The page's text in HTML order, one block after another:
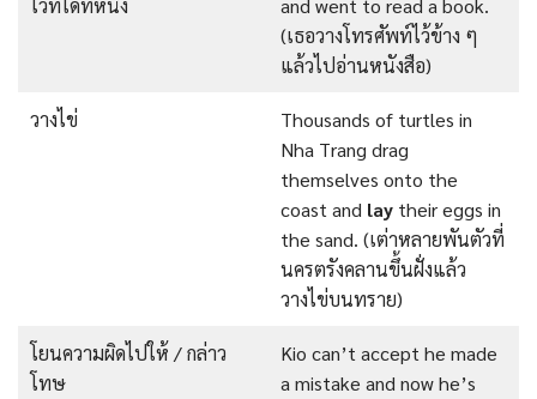
ไว้ที่ใดที่หนึ่ง
and went to read a book.
(เธอวางโทรศัพท์ไว้ข้าง ๆ
แล้วไปอ่านหนังสือ)
วางไข่
Thousands of turtles in
Nha Trang drag
themselves onto the
coast and lay their eggs in
the sand. (เต่าหลายพันตัวที่
นครตรังคลานขึ้นฝั่งแล้ว
วางไข่บนทราย)
โยนความผิดไปให้ / กล่าว
โทษ
Kio can’t accept he made
a mistake and now he’s